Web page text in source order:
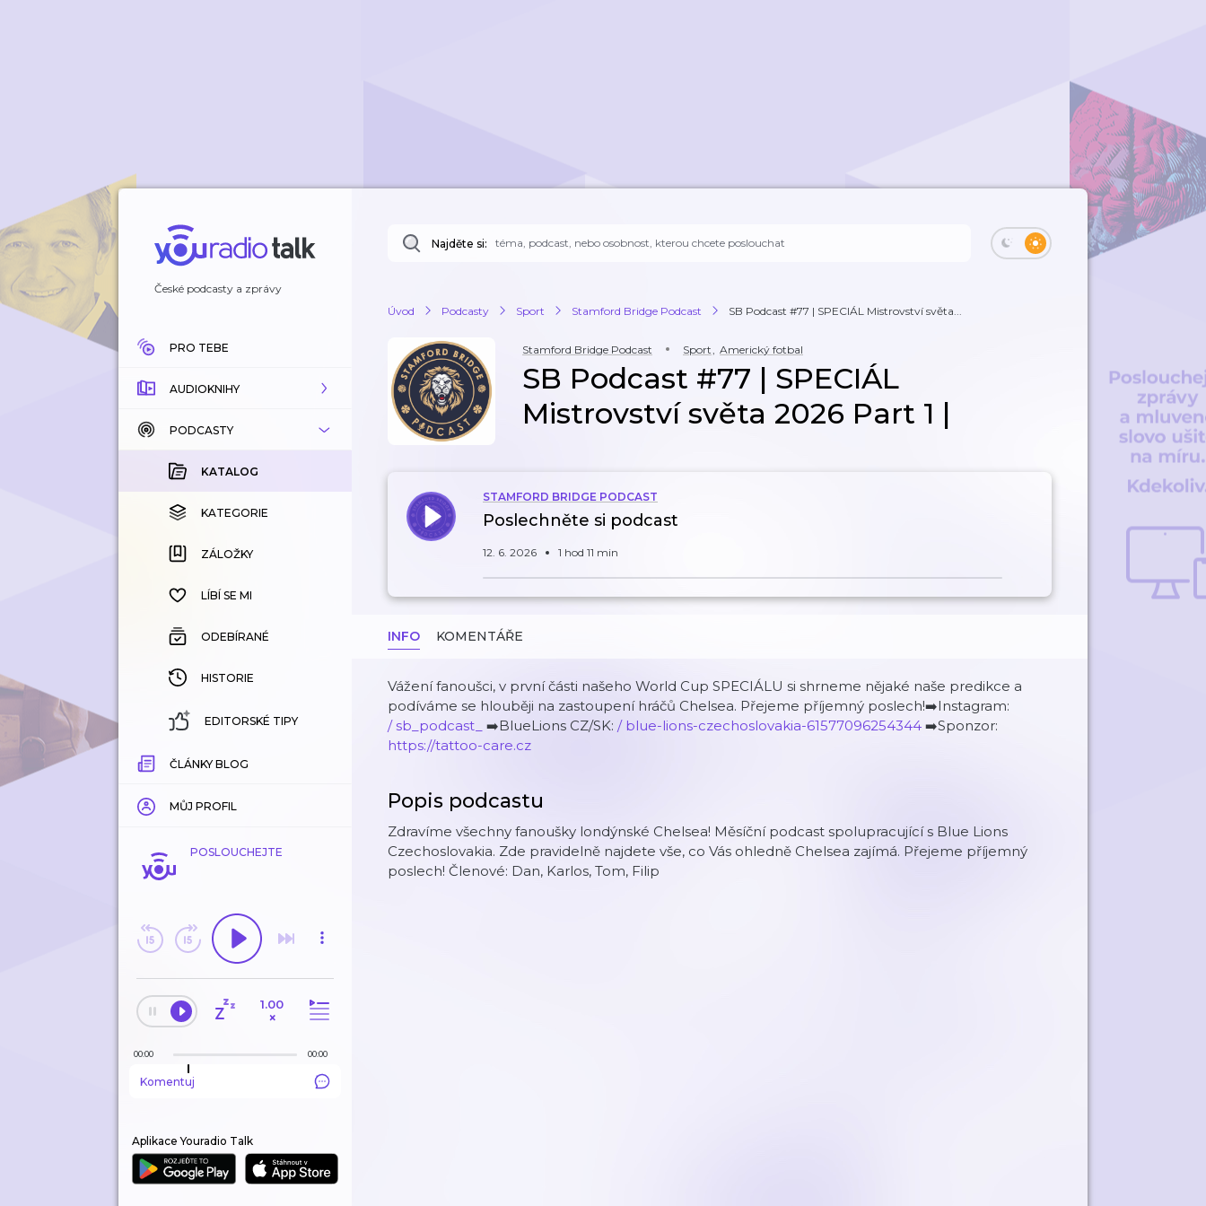
České podcasty a zprávy
PRO TEBE
AUDIOKNIHY
KATALOG
KOUPENÉ
KATEGORIE
ZÁLOŽKY
HISTORIE
PODCASTY
KATALOG
KATEGORIE
ZÁLOŽKY
LÍBÍ SE MI
ODEBÍRANÉ
HISTORIE
EDITORSKÉ TIPY
ČLÁNKY BLOG
MŮJ PROFIL
POSLOUCHEJTE
1.00
×
00:00 00:00
Komentuj
Aplikace Youradio Talk
Najděte si:
Úvod Podcasty Sport Stamford Bridge Podcast SB Podcast #77 | SPECIÁL Mistrovství světa...
Stamford Bridge Podcast Sport, Americký fotbal
SB Podcast #77 | SPECIÁL
Mistrovství světa 2026 Part 1 |
STAMFORD BRIDGE PODCAST
Poslechněte si podcast
12. 6. 2026 1 hod 11 min
INFO KOMENTÁŘE
Vážení fanoušci, v první části našeho World Cup SPECIÁLU si shrneme nějaké naše predikce a
podíváme se hlouběji na zastoupení hráčů Chelsea. Přejeme příjemný poslech!➡️Instagram:
/ sb_podcast_
➡️BlueLions CZ/SK: / blue-lions-czechoslovakia-61577096254344 ➡️Sponzor:
https://tattoo-care.cz
Popis podcastu
Zdravíme všechny fanoušky londýnské Chelsea! Měsíční podcast spolupracující s Blue Lions
Czechoslovakia. Zde pravidelně najdete vše, co Vás ohledně Chelsea zajímá. Přejeme příjemný
poslech! Členové: Dan, Karlos, Tom, Filip